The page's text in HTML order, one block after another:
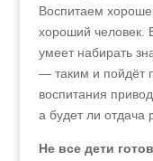
Воспитаем
хороший человек.
умеет набирать
— таким и пойдёт
воспитания
а будет ли отдача
Не все дети